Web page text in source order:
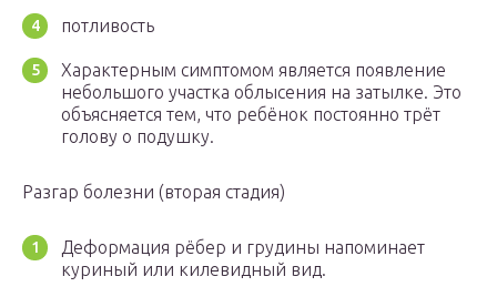
потливость
Характерным симптомом является появление
небольшого участка облысения на затылке. Это
объясняется тем, что ребёнок постоянно трёт
голову о подушку.
Разгар болезни (вторая стадия)
Деформация рёбер и грудины напоминает
куриный или килевидный вид.